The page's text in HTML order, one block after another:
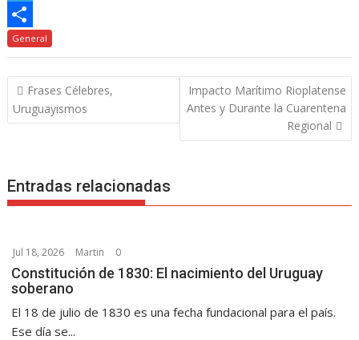
o
k
ee
t
s
p
s
s
g
o
p
T
e
g
m
C
m
p
t
General
Navegación
de
entradas
Frases Célebres,
Uruguayismos
Impacto Marítimo Rioplatense
Antes y Durante la Cuarentena
Regional
Entradas relacionadas
Jul 18, 2026 Martin 0
Constitución de 1830: El nacimiento del Uruguay
soberano
El 18 de julio de 1830 es una fecha fundacional para el país.
Ese día se...